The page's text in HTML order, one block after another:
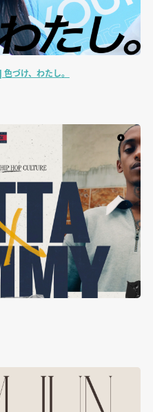
づけ、わたし。